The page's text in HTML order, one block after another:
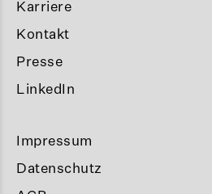
Karriere
Kontakt
Presse
LinkedIn
Impressum
Datenschutz